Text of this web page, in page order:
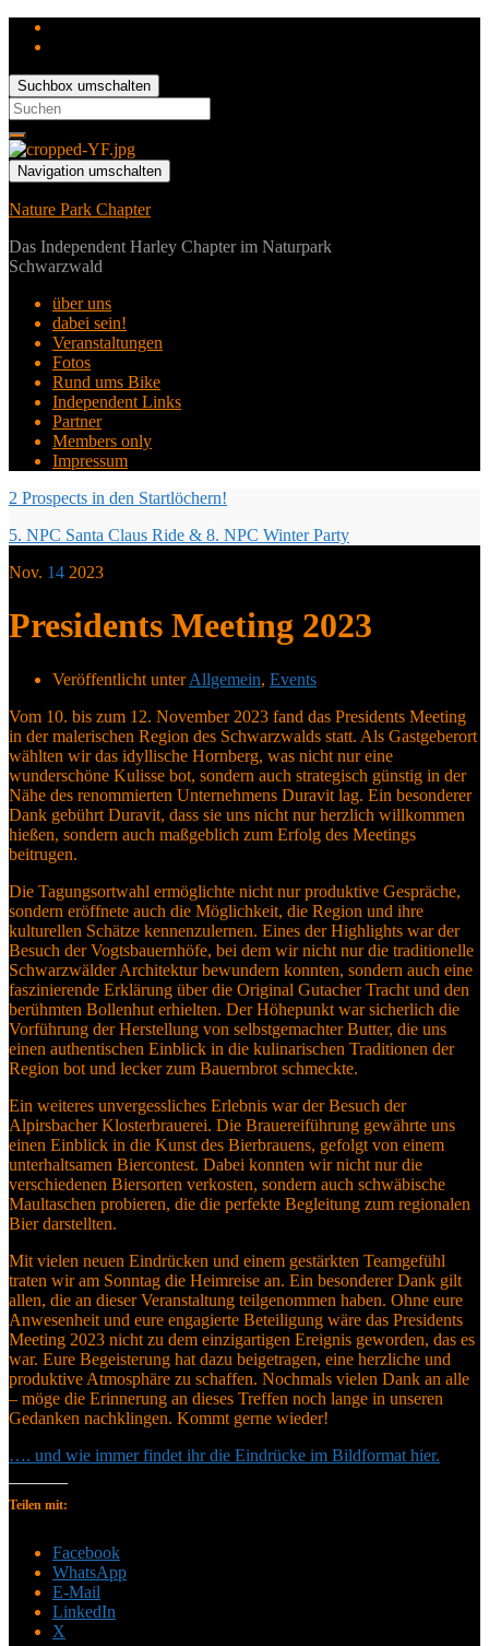
Suchbox umschalten
Search
for:
Navigation umschalten
Nature Park Chapter
Das Independent Harley Chapter im Naturpark
Schwarzwald
über uns
dabei sein!
Veranstaltungen
Fotos
Rund ums Bike
Independent Links
Partner
Members only
Impressum
2 Prospects in den Startlöchern!
5. NPC Santa Claus Ride & 8. NPC Winter Party
Nov. 14 2023
Presidents Meeting 2023
Veröffentlicht unterAllgemein, Events
Vom 10. bis zum 12. November 2023 fand das Presidents Meeting
in der malerischen Region des Schwarzwalds statt. Als Gastgeberort
wählten wir das idyllische Hornberg, was nicht nur eine
wunderschöne Kulisse bot, sondern auch strategisch günstig in der
Nähe des renommierten Unternehmens Duravit lag. Ein besonderer
Dank gebührt Duravit, dass sie uns nicht nur herzlich willkommen
hießen, sondern auch maßgeblich zum Erfolg des Meetings
beitrugen.
Die Tagungsortwahl ermöglichte nicht nur produktive Gespräche,
sondern eröffnete auch die Möglichkeit, die Region und ihre
kulturellen Schätze kennenzulernen. Eines der Highlights war der
Besuch der Vogtsbauernhöfe, bei dem wir nicht nur die traditionelle
Schwarzwälder Architektur bewundern konnten, sondern auch eine
faszinierende Erklärung über die Original Gutacher Tracht und den
berühmten Bollenhut erhielten. Der Höhepunkt war sicherlich die
Vorführung der Herstellung von selbstgemachter Butter, die uns
einen authentischen Einblick in die kulinarischen Traditionen der
Region bot und lecker zum Bauernbrot schmeckte.
Ein weiteres unvergessliches Erlebnis war der Besuch der
Alpirsbacher Klosterbrauerei. Die Brauereiführung gewährte uns
einen Einblick in die Kunst des Bierbrauens, gefolgt von einem
unterhaltsamen Biercontest. Dabei konnten wir nicht nur die
verschiedenen Biersorten verkosten, sondern auch schwäbische
Maultaschen probieren, die die perfekte Begleitung zum regionalen
Bier darstellten.
Mit vielen neuen Eindrücken und einem gestärkten Teamgefühl
traten wir am Sonntag die Heimreise an. Ein besonderer Dank gilt
allen, die an dieser Veranstaltung teilgenommen haben. Ohne eure
Anwesenheit und eure engagierte Beteiligung wäre das Presidents
Meeting 2023 nicht zu dem einzigartigen Ereignis geworden, das es
war. Eure Begeisterung hat dazu beigetragen, eine herzliche und
produktive Atmosphäre zu schaffen. Nochmals vielen Dank an alle
– möge die Erinnerung an dieses Treffen noch lange in unseren
Gedanken nachklingen. Kommt gerne wieder!
…. und wie immer findet ihr die Eindrücke im Bildformat hier.
Teilen mit:
Facebook
WhatsApp
E-Mail
LinkedIn
X